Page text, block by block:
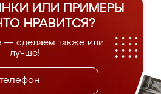
ИЛИ ПРИМЕРЫ
НРАВИТСЯ?
— сделаем также или
лучше!